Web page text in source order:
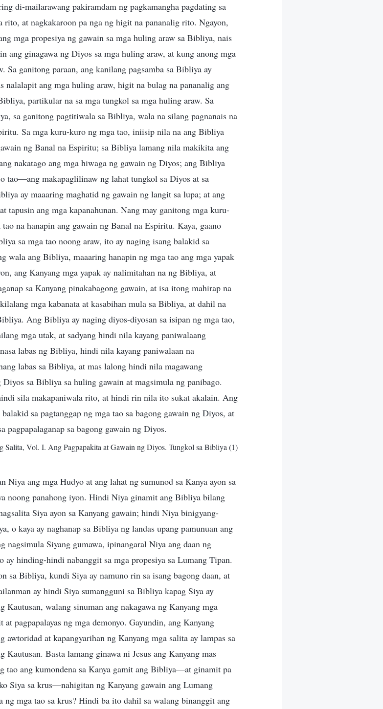
di-mailarawang pakiramdam ng pagkamangha pagdating sa
at nagkakaroon pa nga ng higit na pananalig rito. Ngayon,
mga propesiya ng gawain sa mga huling araw sa Bibliya, nais
ang ginagawa ng Diyos sa mga huling araw, at kung anong mga
Sa ganitong paraan, ang kanilang pagsamba sa Bibliya ay
nalalapit ang mga huling araw, higit na bulag na pananalig ang
partikular na sa mga tungkol sa mga huling araw. Sa
sa ganitong pagtitiwala sa Bibliya, wala na silang pagnanais na
Sa mga kuru-kuro ng mga tao, iniisip nila na ang Bibliya
ng Banal na Espiritu; sa Bibliya lamang nila makikita ang
nakatago ang mga hiwaga ng gawain ng Diyos; ang Bibliya
tao—ang makapaglilinaw ng lahat tungkol sa Diyos at sa
ay maaaring maghatid ng gawain ng langit sa lupa; at ang
tapusin ang mga kapanahunan. Nang may ganitong mga kuru-
na hanapin ang gawain ng Banal na Espiritu. Kaya, gaano
sa mga tao noong araw, ito ay naging isang balakid sa
wala ang Bibliya, maaaring hanapin ng mga tao ang mga yapak
ang Kanyang mga yapak ay nalimitahan na ng Bibliya, at
sa Kanyang pinakabagong gawain, at isa itong mahirap na
mga kabanata at kasabihan mula sa Bibliya, at dahil na
Ang Bibliya ay naging diyos-diyosan sa isipan ng mga tao,
mga utak, at sadyang hindi nila kayang paniwalaang
labas ng Bibliya, hindi nila kayang paniwalaan na
labas sa Bibliya, at mas lalong hindi nila magawang
sa Bibliya sa huling gawain at magsimula ng panibago.
sila makapaniwala rito, at hindi rin nila ito sukat akalain. Ang
sa pagtanggap ng mga tao sa bagong gawain ng Diyos, at
pagpapalaganap sa bagong gawain ng Diyos.
Vol. I. Ang Pagpapakita at Gawain ng Diyos. Tungkol sa Bibliya (1)
Niya ang mga Hudyo at ang lahat ng sumunod sa Kanya ayon sa
noong panahong iyon. Hindi Niya ginamit ang Bibliya bilang
Siya ayon sa Kanyang gawain; hindi Niya binigyang-
o kaya ay naghanap sa Bibliya ng landas upang pamunuan ang
nagsimula Siyang gumawa, ipinangaral Niya ang daan ng
hinding-hindi nabanggit sa mga propesiya sa Lumang Tipan.
sa Bibliya, kundi Siya ay namuno rin sa isang bagong daan, at
ay hindi Siya sumangguni sa Bibliya kapag Siya ay
Kautusan, walang sinuman ang nakagawa ng Kanyang mga
pagpapalayas ng mga demonyo. Gayundin, ang Kanyang
awtoridad at kapangyarihan ng Kanyang mga salita ay lampas sa
Kautusan. Basta lamang ginawa ni Jesus ang Kanyang mas
tao ang kumondena sa Kanya gamit ang Bibliya—at ginamit pa
Siya sa krus—nahigitan ng Kanyang gawain ang Lumang
mga tao sa krus? Hindi ba ito dahil sa walang binanggit ang